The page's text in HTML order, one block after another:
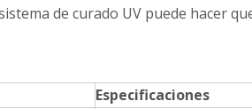
de curado UV puede hacer
Especificaciones